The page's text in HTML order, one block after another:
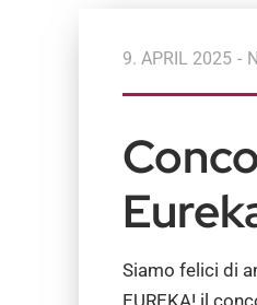
9. APRIL 2025 -
Siamo felici di
EUREKA! il